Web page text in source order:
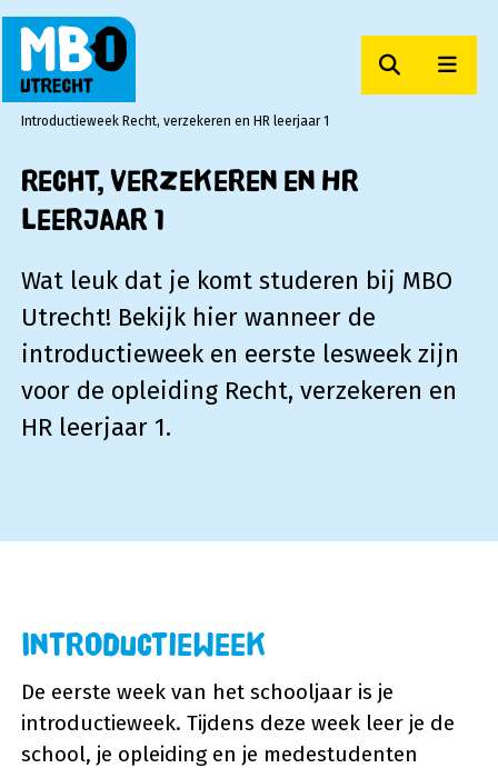
MBO Utrecht
Zoeken
Introductieweek Recht, verzekeren en HR leerjaar 1
Recht, verzekeren en HR
leerjaar 1
Wat leuk dat je komt studeren bij MBO
Utrecht! Bekijk hier wanneer de
introductieweek en eerste lesweek zijn
voor de opleiding Recht, verzekeren en
HR leerjaar 1.
Introductieweek
De eerste week van het schooljaar is je
introductieweek. Tijdens deze week leer je de
school, je opleiding en je medestudenten